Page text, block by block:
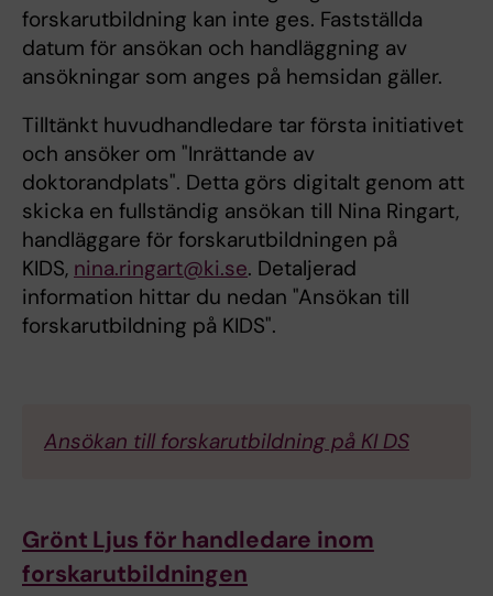
forskarutbildning kan inte ges. Fastställda
datum för ansökan och handläggning av
ansökningar som anges på hemsidan gäller.
Tilltänkt huvudhandledare tar första initiativet
och ansöker om "Inrättande av
doktorandplats". Detta görs digitalt genom att
skicka en fullständig ansökan till Nina Ringart,
handläggare för forskarutbildningen på
KIDS, nina.ringart@ki.se. Detaljerad
information hittar du nedan "Ansökan till
forskarutbildning på KIDS".
Ansökan till forskarutbildning på KI DS
Grönt Ljus för handledare inom
forskarutbildningen